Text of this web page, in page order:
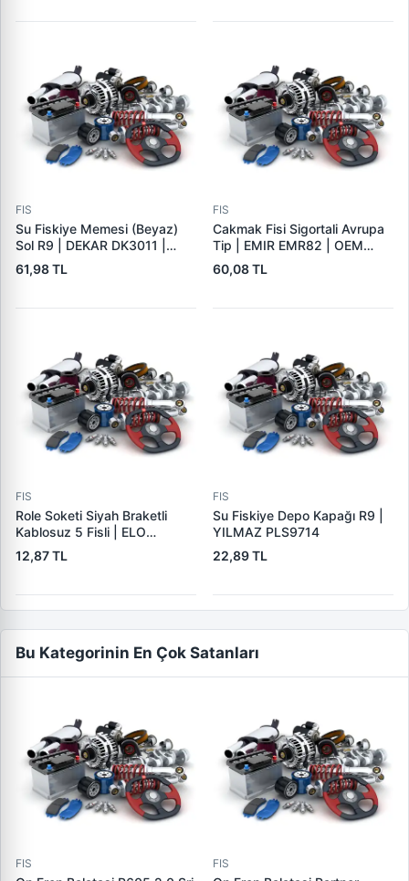
FIS
Su Fiskiye Memesi (Beyaz)
Sol R9 | DEKAR DK3011 |
OEM 7700728063
61,98 TL
FIS
Cakmak Fisi Sigortali Avrupa
Tip | EMIR EMR82 | OEM
EMIR EMR82
60,08 TL
FIS
Role Soketi Siyah Braketli
Kablosuz 5 Fisli | ELO
207.100.001 | OEM
207100001
12,87 TL
FIS
Su Fiskiye Depo Kapağı R9 |
YILMAZ PLS9714
22,89 TL
Bu Kategorinin En Çok Satanları
FIS FIS